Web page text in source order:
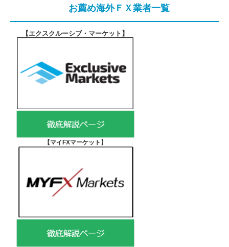
お薦め海外ＦＸ業者一覧
【エクスクルーシブ・マーケット 】
【マイFXマーケット 】